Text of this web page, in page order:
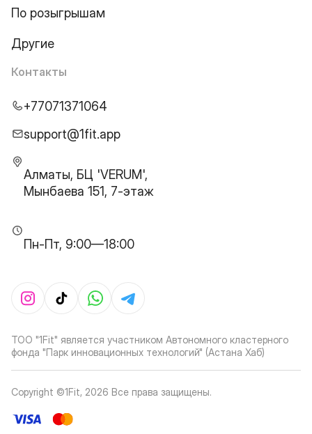
По розыгрышам
Другие
Контакты
+77071371064
support@1fit.app
Алматы, БЦ 'VERUM',
Мынбаева 151, 7-этаж
Пн-Пт, 9:00—18:00
ТОО "1Fit" является участником Автономного кластерного
фонда "Парк инновационных технологий" (Астана Хаб)
Copyright ©1Fit, 2026 Все права защищены.